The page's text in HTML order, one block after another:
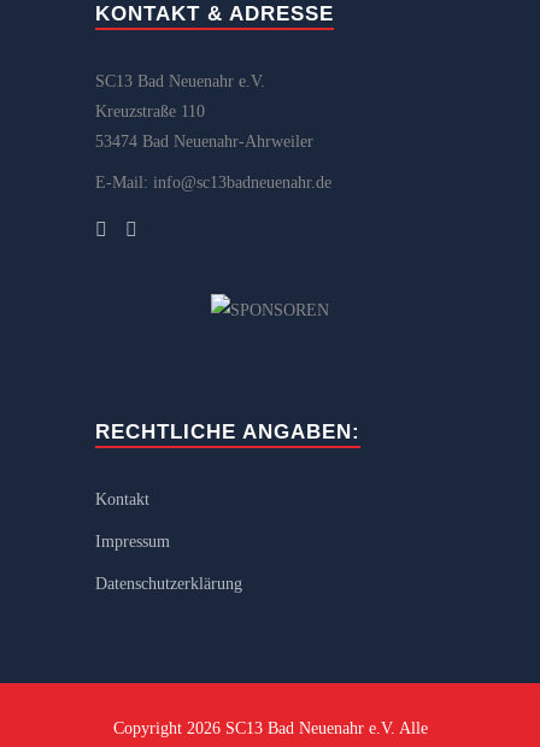
KONTAKT & ADRESSE
SC13 Bad Neuenahr e.V.
Kreuzstraße 110
53474 Bad Neuenahr-Ahrweiler
E-Mail: info@sc13badneuenahr.de
RECHTLICHE ANGABEN:
Kontakt
Impressum
Datenschutzerklärung
Copyright 2026 SC13 Bad Neuenahr e.V. Alle